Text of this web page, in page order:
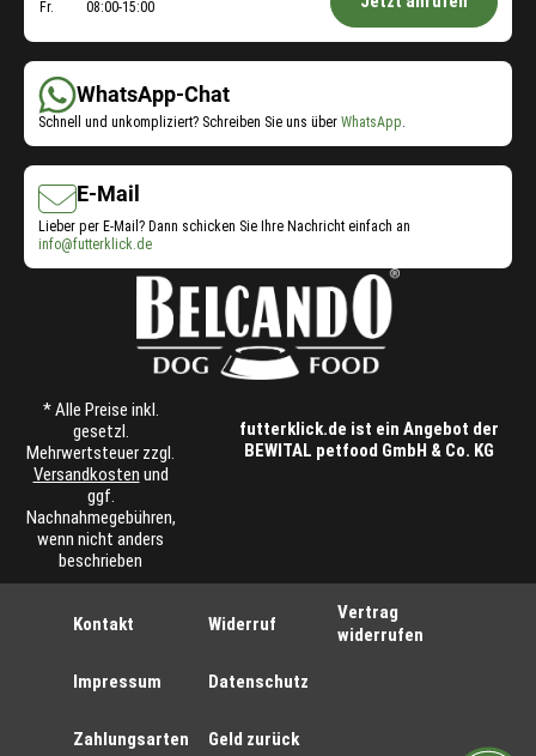
Shop-
Fr.
08:00-15:00
WhatsApp-Chat
Schnell und unkompliziert? Schreiben Sie uns über WhatsApp
E-Mail
Lieber per E-Mail? Dann schicken Sie Ihre Nachricht einfach an
info@futterklick.de
* Alle Preise inkl.
gesetzl.
Mehrwertsteuer zzgl.
Versandkosten und
ggf.
Nachnahmegebühren,
wenn nicht anders
beschrieben
futterklick.de ist ein Angebot der
BEWITAL petfood GmbH & Co. KG
Kontakt
Impressum
Zahlungsarten
Widerruf
Datenschutz
Geld zurück
Vertrag
widerrufen